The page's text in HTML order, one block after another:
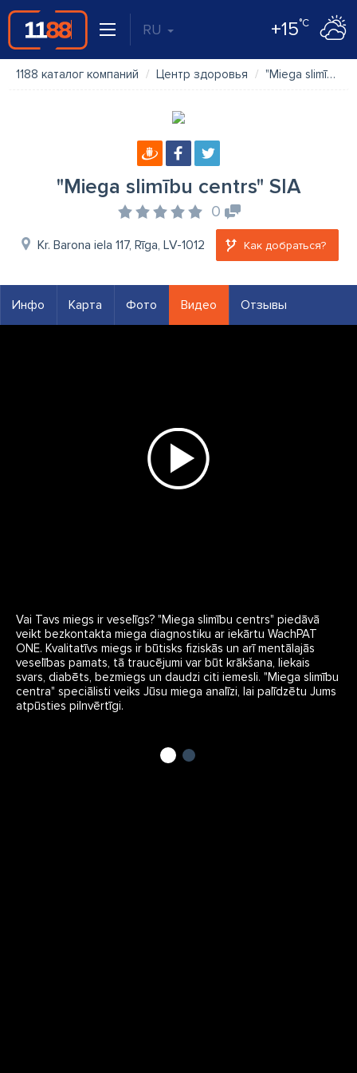
RU +15°C
1188 каталог компаний Центр здоровья "Miega slimību centrs" SIA
"Miega slimību centrs" SIA
0
Kr. Barona iela 117, Rīga, LV-1012 Как добраться?
Инфо Карта Фото Видео Отзывы
Vai Tavs miegs ir veselīgs? "Miega slimību centrs" piedāvā
veikt bezkontakta miega diagnostiku ar iekārtu WachPAT
ONE. Kvalitatīvs miegs ir būtisks fiziskās un arī mentālajās
veselības pamats, tā traucējumi var būt krākšana, liekais
svars, diabēts, bezmiegs un daudzi citi iemesli. "Miega slimību
centra" speciālisti veiks Jūsu miega analīzi, lai palīdzētu Jums
atpūsties pilnvērtīgi.